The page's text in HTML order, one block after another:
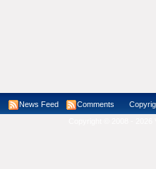
News Feed Comments Copyright